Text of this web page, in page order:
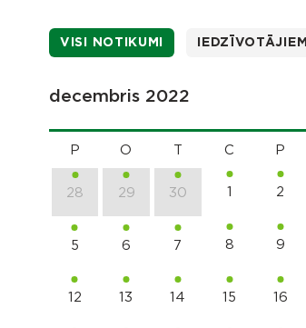
VISI NOTIKUMI IEDZĪVOTĀJIEM
decembris 2022
P O C P
28 29 30 1 2
5 6 7 8 9
12 13 14 15 16